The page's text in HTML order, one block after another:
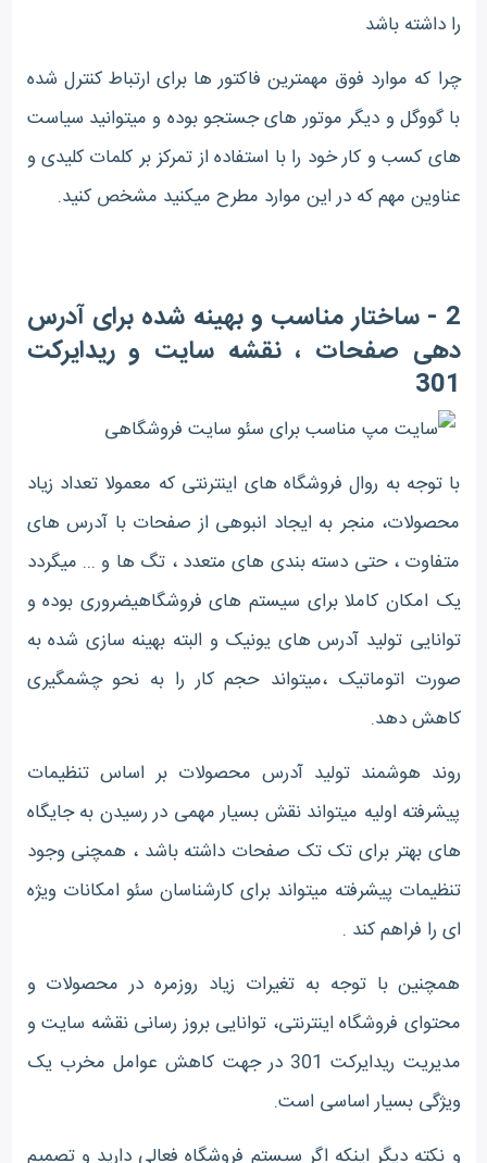
را داشته باشد
چرا که موارد فوق مهمترین فاکتور ها برای ارتباط کنترل شده
با گووگل و دیگر موتور های جستجو بوده و میتوانید سیاست
های کسب و کار خود را با استفاده از تمرکز بر کلمات کلیدی و
عناوین مهم که در این موارد مطرح میکنید مشخص کنید.
2 - ساختار مناسب و بهینه شده برای آدرس
دهی صفحات ، نقشه سایت و ریدایرکت
301
با توجه به روال فروشگاه های اینترنتی که معمولا تعداد زیاد
محصولات، منجر به ایجاد انبوهی از صفحات با آدرس های
متفاوت ، حتی دسته بندی های متعدد ، تگ ها و ... میگردد
یک امکان کاملا برای سیستم های فروشگاهیضروری بوده و
توانایی تولید آدرس های یونیک و البته بهینه سازی شده به
صورت اتوماتیک ،میتواند حجم کار را به نحو چشمگیری
کاهش دهد.
روند هوشمند تولید آدرس محصولات بر اساس تنظیمات
پیشرفته اولیه میتواند نقش بسیار مهمی در رسیدن به جایگاه
های بهتر برای تک تک صفحات داشته باشد ، همچنی وجود
تنظیمات پیشرفته میتواند برای کارشناسان سئو امکانات ویژه
ای را فراهم کند .
همچنین با توجه به تغیرات زیاد روزمره در محصولات و
محتوای فروشگاه اینترنتی، توانایی بروز رسانی نقشه سایت و
مدیریت ریدایرکت 301 در جهت کاهش عوامل مخرب یک
ویژگی بسیار اساسی است.
و نکته دیگر اینکه اگر سیستم فروشگاه فعالی دارید و تصمیم